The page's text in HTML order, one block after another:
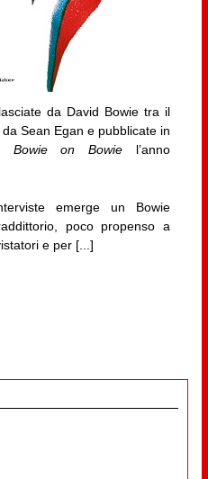
da David Bowie tra il
Sean Egan e pubblicate in
Bowie on Bowie l’anno
emerge un Bowie
poco propenso a
e per [...]